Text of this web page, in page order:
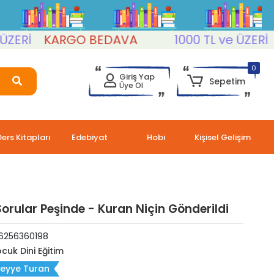
KARGO BEDAVA 1000 TL ve ÜZERİ
Giriş Yap
Üye Ol
0
Sepetim
Kitapları Edebiyat Hobi Kişisel Gelişim
Peşinde - Kuran Niçin Gönderildi
Dini Eğitim
Turan